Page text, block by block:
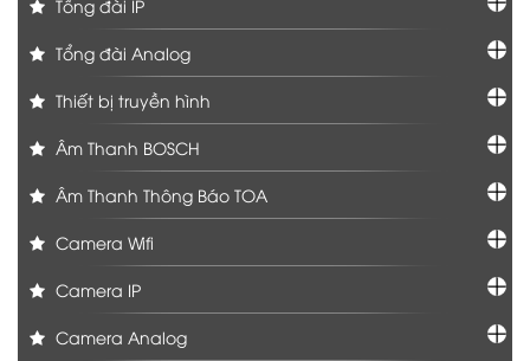
Tổng đài IP
Tổng đài Analog
Thiết bị truyền hình
Âm Thanh BOSCH
Âm Thanh Thông Báo TOA
Camera Wifi
Camera IP
Camera Analog